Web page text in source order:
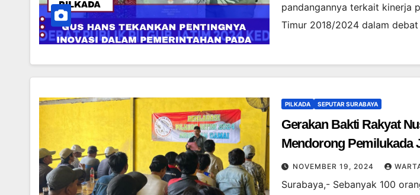
pandangannya terkait kinerja
Timur 2018/2024 dalam
PILKADA SEPUTAR SURABAYA
Gerakan Bakti Rakyat
Mendorong Pemilukada
Aman dan Damai
NOVEMBER 19, 2024
Surabaya,- Sebanyak 100